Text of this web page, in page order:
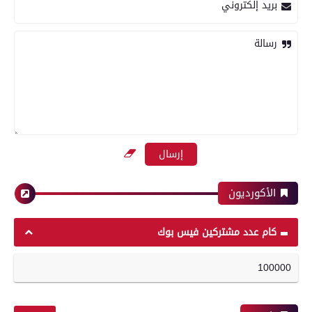
الأهلي و إنبي فى الدورى
بعدسة الخبر المصري | شاهد أبرز لقطات مباراة
الزمالك وسموحة فى الدورى
رياضة
بريد إلكتروني
رسالة
الأكورديون
كام عدد مشتركين فيس بوك
100000
محافظات
مدير أمن سوهاج يتفقد الخدمات الأمنية
والارتكازات ..ويؤكد ضرورة اليقظة التامة